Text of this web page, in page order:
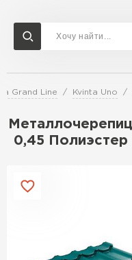
Grand Line Kvinta Uno
0,45 Полиэстер
Доставка и оплата
Перейти в каталог